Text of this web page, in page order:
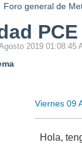
Foro general de
PCE
2019 01:08:45
Viernes 09
Hola,